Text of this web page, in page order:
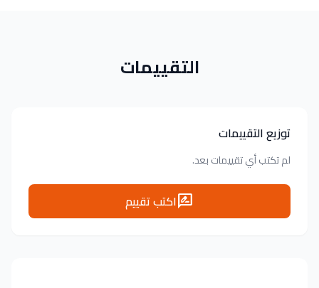
التقييمات
توزيع التقييمات
لم تكتب أي تقييمات بعد.
rate_reviewاكتب تقييم